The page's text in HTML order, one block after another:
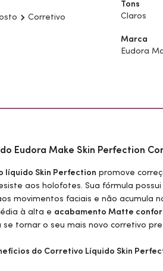
Corretivo
Tons
Claros
Marca
Eudora
Eudora Make Skin Perfection
líquido Skin Perfection promove
aos holofotes. Sua fórmula possui
movimentos faciais e não acumula
à alta e acabamento Matte
tornar o seu mais novo corretivo
do Corretivo Líquido Skin